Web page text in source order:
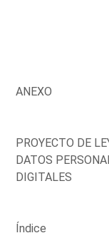
ANEXO
PROYECTO DE
DATOS
DIGITALES
Índice